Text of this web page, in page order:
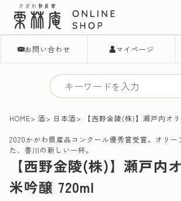
お問い合わせ マイページ
HOME 酒 日本酒 【西野金陵(株)】瀬戸内オ
2020かがわ県産品コンクール優秀賞受賞。オリー
た、香川の新しい一杯。
【西野金陵(株)】瀬戸内
米吟醸 720ml